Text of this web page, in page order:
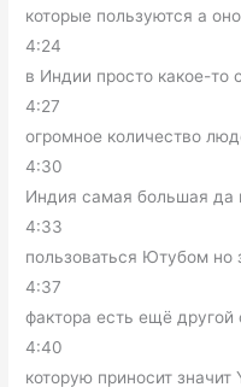
которые пользуются а
4:24
в Индии просто какое-то
4:27
огромное количество
4:30
Индия самая большая да
4:33
пользоваться Ютубом но
4:37
фактора есть ещё другой
4:40
которую приносит значит